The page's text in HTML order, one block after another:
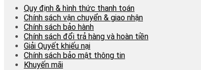
Quy định & hình thức thanh toán
Chính sách vận chuyển & giao nhận
Chính sách bảo hành
Chính sách đổi trả hàng và hoàn tiền
Giải Quyết khiếu nại
Chính sách bảo mật thông tin
Khuyến mãi